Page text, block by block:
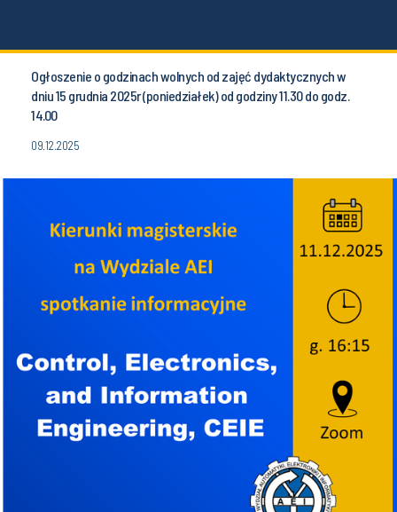
Ogłoszenie o godzinach wolnych od zajęć dydaktycznych w
dniu 15 grudnia 2025r (poniedziałek) od godziny 11.30 do godz.
14.00
09.12.2025